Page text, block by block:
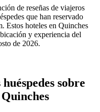
de reseñas de viajeros
que han reservado
Estos hoteles en Quinches
y experiencia del
de 2026.
sobre